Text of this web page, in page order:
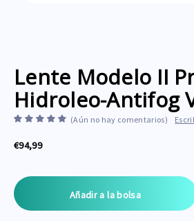
Lente Modelo II
Hidroleo-Antifog
(Aún no hay comentarios)
€94,99
Stock
actual: